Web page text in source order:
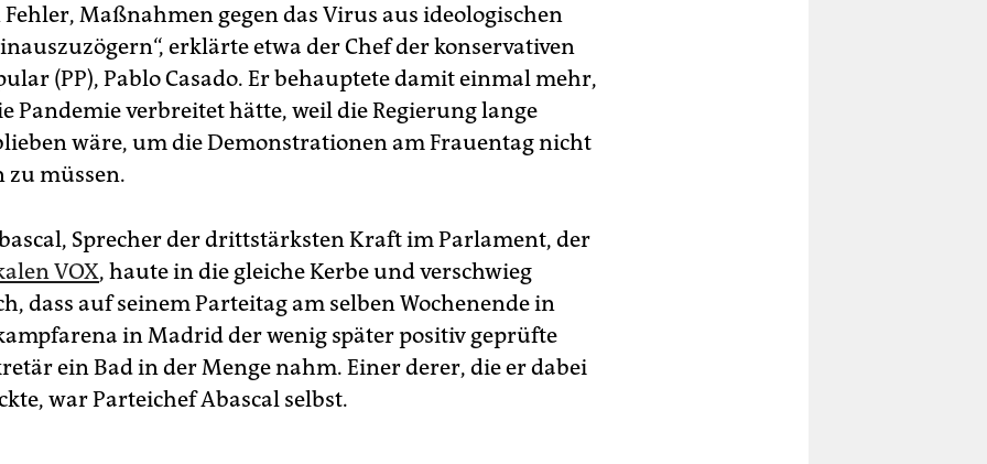
Fehler, Maßnahmen gegen das Virus aus ideologischen
erklärte etwa der Chef der konservativen
(PP), Pablo Casado. Er behauptete damit einmal mehr,
Pandemie verbreitet hätte, weil die Regierung lange
wäre, um die Demonstrationen am Frauentag nicht
zu müssen.
Sprecher der drittstärksten Kraft im Parlament, der
VOX, haute in die gleiche Kerbe und verschwieg
dass auf seinem Parteitag am selben Wochenende in
in Madrid der wenig später positiv geprüfte
ein Bad in der Menge nahm. Einer derer, die er dabei
war Parteichef Abascal selbst.